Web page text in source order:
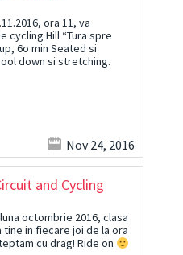
ora 11, va
cycling Hill “Tura spre
6o min Seated si
down si stretching.
Nov 24, 2016
and Cycling
octombrie 2016, clasa
tine in fiecare joi de la ora
cu drag! Ride on